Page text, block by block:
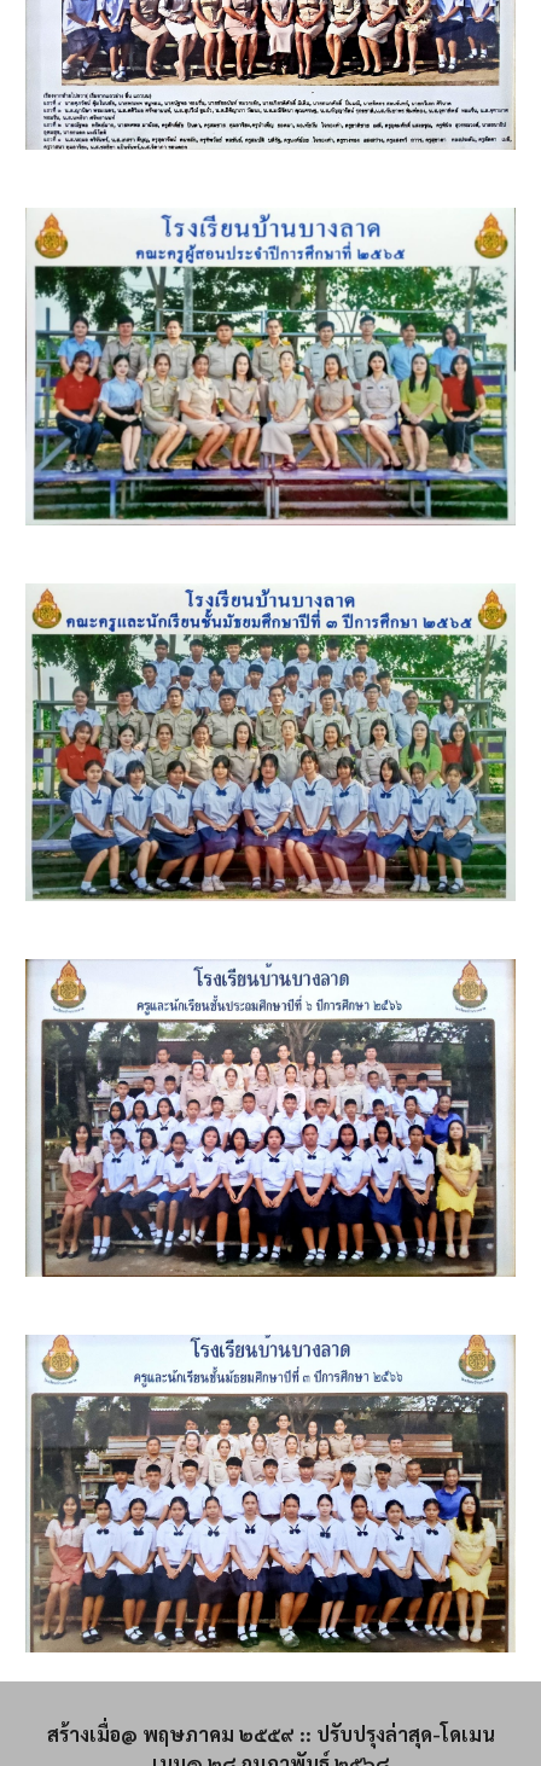
สร้างเมื่อ@ พฤษภาคม ๒๕๕๙ :: ปรับปรุงล่าสุด-โดเมน